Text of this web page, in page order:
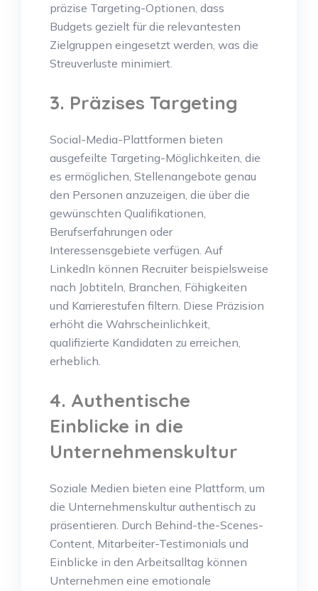
präzise Targeting-Optionen, dass
Budgets gezielt für die relevantesten
Zielgruppen eingesetzt werden, was die
Streuverluste minimiert.
3. Präzises Targeting
Social-Media-Plattformen bieten
ausgefeilte Targeting-Möglichkeiten, die
es ermöglichen, Stellenangebote genau
den Personen anzuzeigen, die über die
gewünschten Qualifikationen,
Berufserfahrungen oder
Interessensgebiete verfügen. Auf
LinkedIn können Recruiter beispielsweise
nach Jobtiteln, Branchen, Fähigkeiten
und Karrierestufen filtern. Diese Präzision
erhöht die Wahrscheinlichkeit,
qualifizierte Kandidaten zu erreichen,
erheblich.
4. Authentische
Einblicke in die
Unternehmenskultur
Soziale Medien bieten eine Plattform, um
die Unternehmenskultur authentisch zu
präsentieren. Durch Behind-the-Scenes-
Content, Mitarbeiter-Testimonials und
Einblicke in den Arbeitsalltag können
Unternehmen eine emotionale